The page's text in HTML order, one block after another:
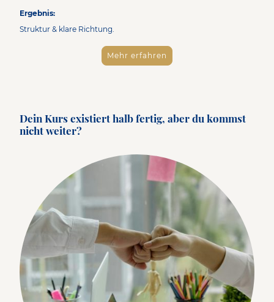
Ergebnis:
Struktur & klare Richtung.
Mehr erfahren
Dein Kurs existiert halb fertig, aber du kommst
nicht weiter?